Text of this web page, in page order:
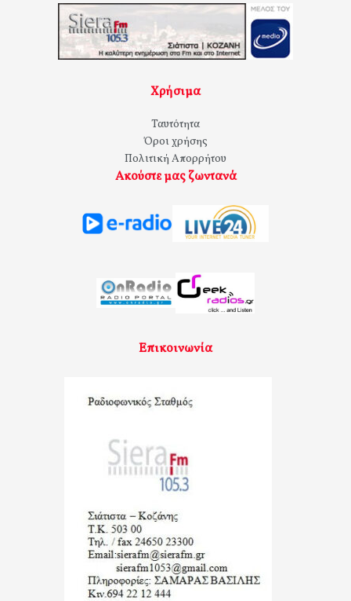
Χρήσιμα
Ταυτότητα
Όροι χρήσης
Πολιτική Απορρήτου
Ακούστε μας ζωντανά
Επικοινωνία